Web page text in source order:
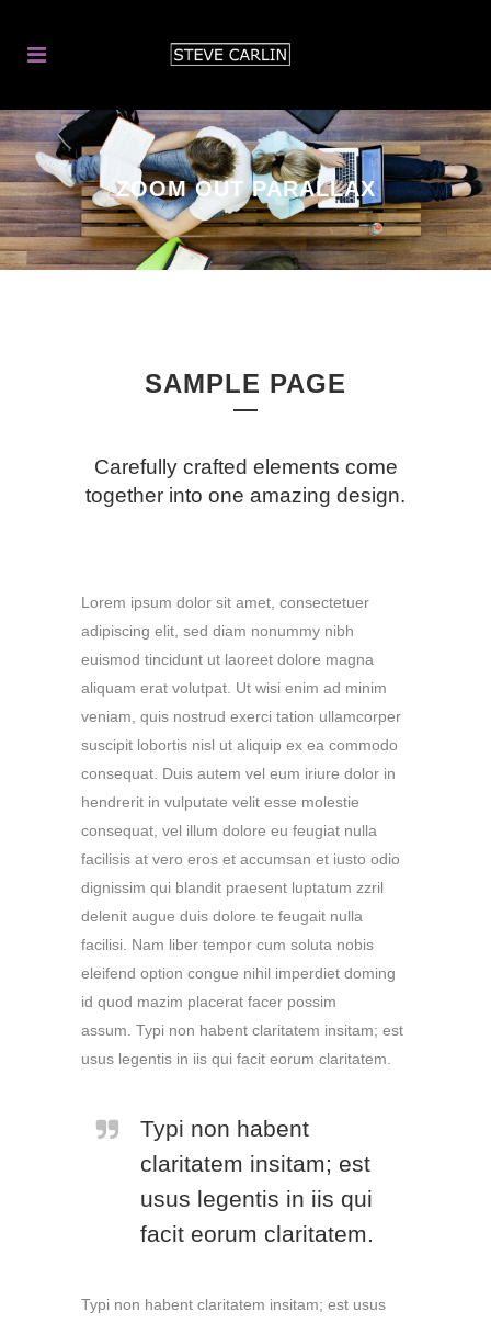
ZOOM OUT PARALLAX
SAMPLE PAGE
Carefully crafted elements come
together into one amazing design.
Lorem ipsum dolor sit amet, consectetuer
adipiscing elit, sed diam nonummy nibh
euismod tincidunt ut laoreet dolore magna
aliquam erat volutpat. Ut wisi enim ad minim
veniam, quis nostrud exerci tation ullamcorper
suscipit lobortis nisl ut aliquip ex ea commodo
consequat. Duis autem vel eum iriure dolor in
hendrerit in vulputate velit esse molestie
consequat, vel illum dolore eu feugiat nulla
facilisis at vero eros et accumsan et iusto odio
dignissim qui blandit praesent luptatum zzril
delenit augue duis dolore te feugait nulla
facilisi. Nam liber tempor cum soluta nobis
eleifend option congue nihil imperdiet doming
id quod mazim placerat facer possim
assum. Typi non habent claritatem insitam; est
usus legentis in iis qui facit eorum claritatem.
Typi non habent
claritatem insitam; est
usus legentis in iis qui
facit eorum claritatem.
Typi non habent claritatem insitam; est usus